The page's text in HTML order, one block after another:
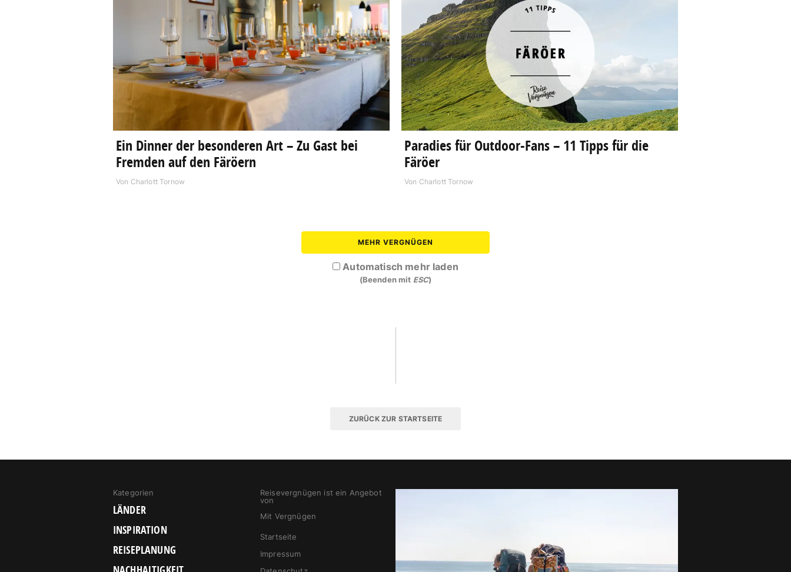
Ein Dinner der besonderen Art – Zu Gast bei
Fremden auf den Färöern
Von Charlott Tornow
Paradies für Outdoor-Fans – 11 Tipps für die
Färöer
Von Charlott Tornow
MEHR VERGNÜGEN
Automatisch mehr laden
(Beenden mit ESC)
ZURÜCK ZUR STARTSEITE
Kategorien
LÄNDER
INSPIRATION
REISEPLANUNG
Reisevergnügen ist ein Angebot
von
Mit Vergnügen
Startseite
Impressum